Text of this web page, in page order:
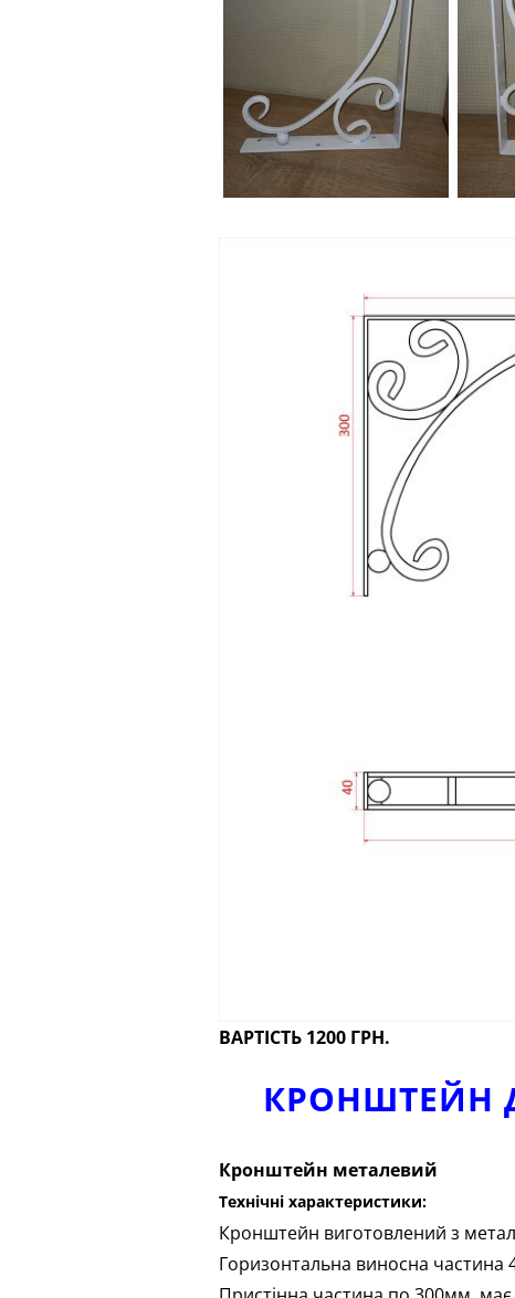
ВАРТІСТЬ 1200 ГРН.
КРОНШТЕЙН
Кронштейн металевий
Технічні характеристики:
Кронштейн виготовлений з
Горизонтальна виносна